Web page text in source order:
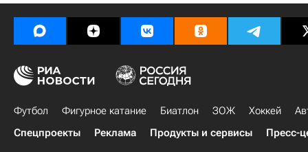
Футбол Фигурное катание Биатлон ЗОЖ Хоккей
Спецпроекты
Реклама Продукты и сервисы Пресс-